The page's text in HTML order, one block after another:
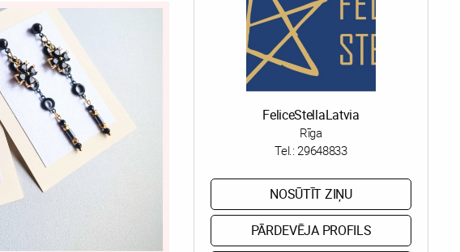
FeliceStellaLatvia
Rīga
Tel.:29648833
NOSŪTĪT ZIŅU
PĀRDEVĒJA PROFILS